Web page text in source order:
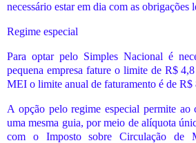
necessário estar em dia com as obrigações
Regime especial
Para optar pelo Simples Nacional é
pequena empresa fature o limite de R$
MEI o limite anual de faturamento é de R$
A opção pelo regime especial permite ao
uma mesma guia, por meio de alíquota
com o Imposto sobre Circulação de